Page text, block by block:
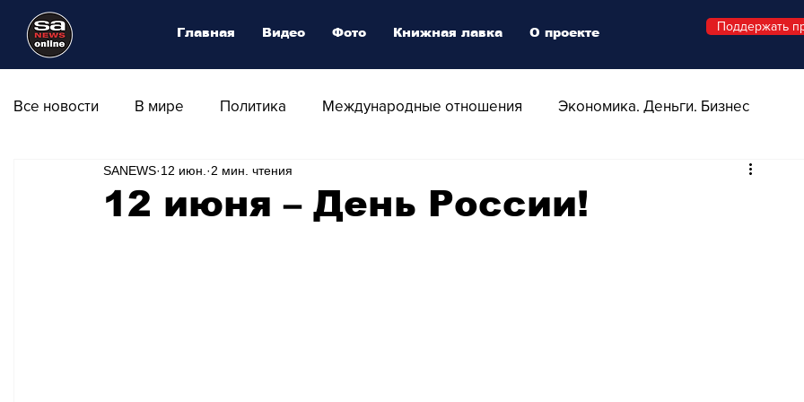
Все новости В мире Политика Международные отношения Экономика. Деньги. Бизнес
Общество Армия Аналитика
12 июня – День России!
SANEWS 12 июн. 2 мин. чтения
Главная Видео Фото Книжная лавка О проекте Поддержать